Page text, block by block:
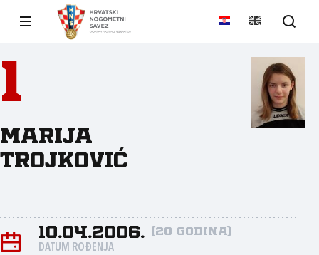
1
Marija
Trojković
10.04.2006. (20 godina)
DATUM ROĐENJA